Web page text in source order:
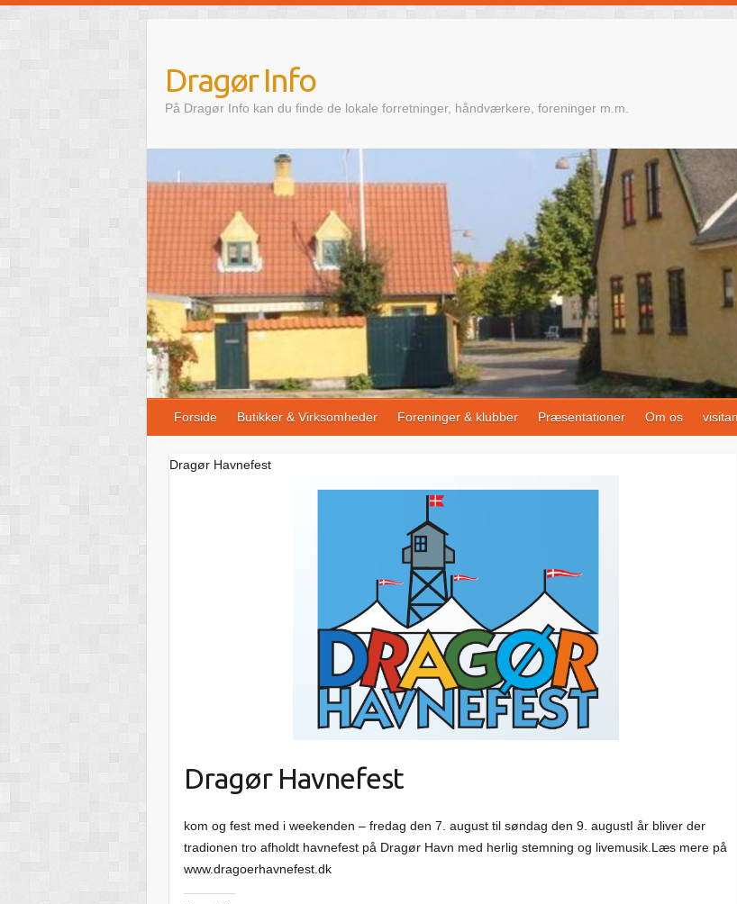
content
Dragør Info
På Dragør Info kan du finde de lokale forretninger, håndværkere, foreninger m.m.
Forside Butikker & Virksomheder Foreninger & klubber Præsentationer Om os
Dragør Havnefest
Dragør Havnefest
kom og fest med i weekenden – fredag den 7. august til søndag den 9. augustI år bliver der
tradionen tro afholdt havnefest på Dragør Havn med herlig stemning og livemusik.Læs mere på
www.dragoerhavnefest.dk